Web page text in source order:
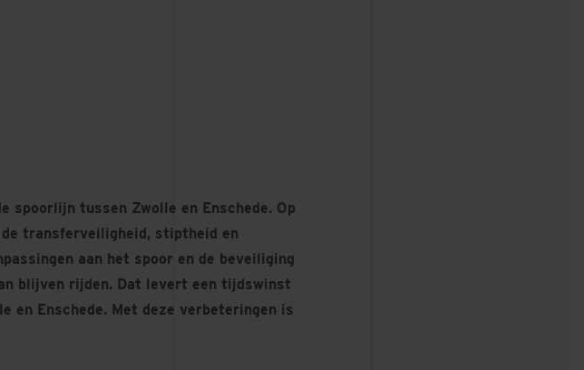
spoorlijn tussen Zwolle en Enschede. Op
transferveiligheid, stiptheid en
aan het spoor en de beveiliging
blijven rijden. Dat levert een tijdswinst
en Enschede. Met deze verbeteringen is